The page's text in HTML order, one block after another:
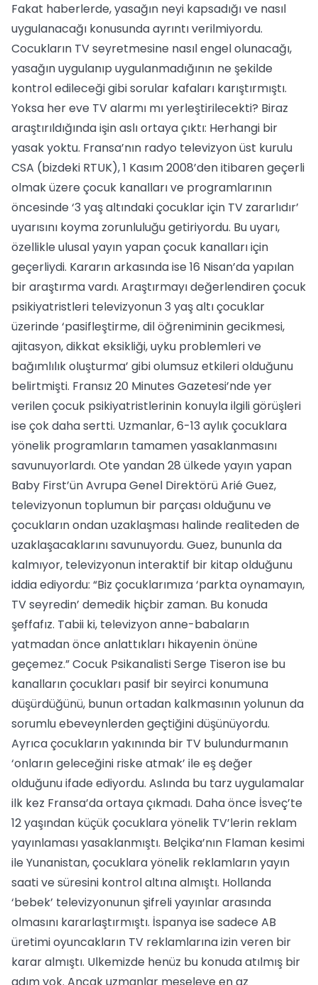
Fakat haberlerde, yasağın neyi kapsadığı ve nasıl
uygulanacağı konusunda ayrıntı verilmiyordu.
Cocukların TV seyretmesine nasıl engel olunacağı,
yasağın uygulanıp uygulanmadığının ne şekilde
kontrol edileceği gibi sorular kafaları karıştırmıştı.
Yoksa her eve TV alarmı mı yerleştirilecekti? Biraz
araştırıldığında işin aslı ortaya çıktı: Herhangi bir
yasak yoktu. Fransa’nın radyo televizyon üst kurulu
CSA (bizdeki RTUK), 1 Kasım 2008’den itibaren geçerli
olmak üzere çocuk kanalları ve programlarının
öncesinde ‘3 yaş altındaki çocuklar için TV zararlıdır’
uyarısını koyma zorunluluğu getiriyordu. Bu uyarı,
özellikle ulusal yayın yapan çocuk kanalları için
geçerliydi. Kararın arkasında ise 16 Nisan’da yapılan
bir araştırma vardı. Araştırmayı değerlendiren çocuk
psikiyatristleri televizyonun 3 yaş altı çocuklar
üzerinde ‘pasifleştirme, dil öğreniminin gecikmesi,
ajitasyon, dikkat eksikliği, uyku problemleri ve
bağımlılık oluşturma’ gibi olumsuz etkileri olduğunu
belirtmişti. Fransız 20 Minutes Gazetesi’nde yer
verilen çocuk psikiyatristlerinin konuyla ilgili görüşleri
ise çok daha sertti. Uzmanlar, 6-13 aylık çocuklara
yönelik programların tamamen yasaklanmasını
savunuyorlardı. Ote yandan 28 ülkede yayın yapan
Baby First’ün Avrupa Genel Direktörü Arié Guez,
televizyonun toplumun bir parçası olduğunu ve
çocukların ondan uzaklaşması halinde realiteden de
uzaklaşacaklarını savunuyordu. Guez, bununla da
kalmıyor, televizyonun interaktif bir kitap olduğunu
iddia ediyordu: “Biz çocuklarımıza ‘parkta oynamayın,
TV seyredin’ demedik hiçbir zaman. Bu konuda
şeffafız. Tabii ki, televizyon anne-babaların
yatmadan önce anlattıkları hikayenin önüne
geçemez.” Cocuk Psikanalisti Serge Tiseron ise bu
kanalların çocukları pasif bir seyirci konumuna
düşürdüğünü, bunun ortadan kalkmasının yolunun da
sorumlu ebeveynlerden geçtiğini düşünüyordu.
Ayrıca çocukların yakınında bir TV bulundurmanın
‘onların geleceğini riske atmak’ ile eş değer
olduğunu ifade ediyordu. Aslında bu tarz uygulamalar
ilk kez Fransa’da ortaya çıkmadı. Daha önce İsveç’te
12 yaşından küçük çocuklara yönelik TV’lerin reklam
yayınlaması yasaklanmıştı. Belçika’nın Flaman kesimi
ile Yunanistan, çocuklara yönelik reklamların yayın
saati ve süresini kontrol altına almıştı. Hollanda
‘bebek’ televizyonunun şifreli yayınlar arasında
olmasını kararlaştırmıştı. İspanya ise sadece AB
üretimi oyuncakların TV reklamlarına izin veren bir
karar almıştı. Ulkemizde henüz bu konuda atılmış bir